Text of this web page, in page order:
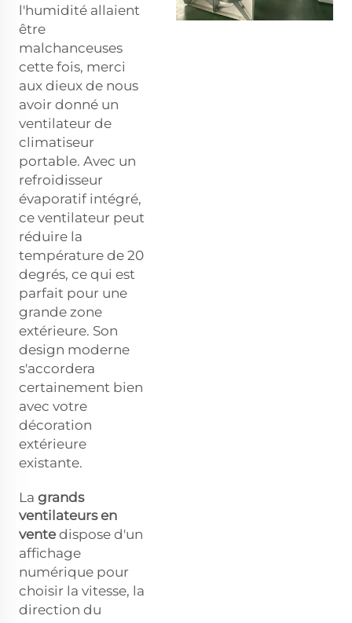
l'humidité allaient
être
malchanceuses
cette fois, merci
aux dieux de nous
avoir donné un
ventilateur de
climatiseur
portable. Avec un
refroidisseur
évaporatif intégré,
ce ventilateur peut
réduire la
température de 20
degrés, ce qui est
parfait pour une
grande zone
extérieure. Son
design moderne
s'accordera
certainement bien
avec votre
décoration
extérieure
existante.
La grands
ventilateurs en
ventedispose d'un
affichage
numérique pour
choisir la vitesse, la
direction du